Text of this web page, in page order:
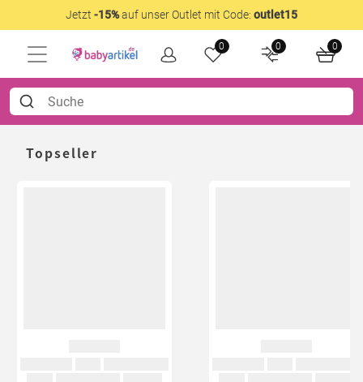
Jetzt -15%auf unser Outlet mit Code: outlet15
0 0 0
Topseller